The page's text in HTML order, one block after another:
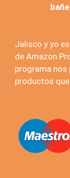
Jalisco y yo
de Amazon
programa
productos